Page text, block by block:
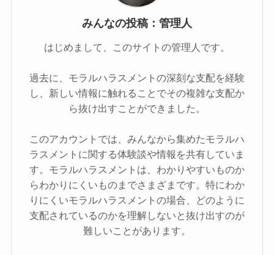
みんなの投稿：管理人
はじめまして、このサイトの管理人です。
過去に、モラルハラスメントの深刻な支配を経験
し、新しい情報に触れることでその複雑な支配か
ら抜け出すことができました。
このアカウントでは、みんなから集めたモラルハ
ラスメントに関する体験談や情報を共有していま
す。モラルハラスメントは、わかりやすいものか
らわかりにくいものまでさまざまです。特にわか
りにくいモラルハラスメントの場合、どのように
支配されているのかを理解しないと抜け出すのが
難しいことがあります。